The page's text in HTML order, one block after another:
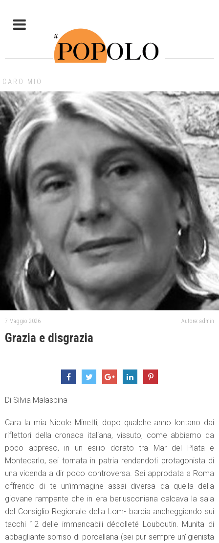
CARO MIO
7 Maggio 2026 Autore: admin
Grazia e disgrazia
Di Silvia Malaspina
Cara la mia Nicole Minetti, dopo qualche anno lontano dai
riflettori della cronaca italiana, vissuto, come abbiamo da
poco appreso, in un esilio dorato tra Mar del Plata e
Montecarlo, sei tornata in patria rendendoti protagonista di
una vicenda a dir poco controversa. Sei approdata a Roma
offrendo di te un’immagine assai diversa da quella della
giovane rampante che in era berlusconiana calcava la sala
del Consiglio Regionale della Lom- bardia ancheggiando sui
tacchi 12 delle immancabili décolleté Louboutin. Munita di
abbagliante sorriso di porcellana (sei pur sempre un’igienista